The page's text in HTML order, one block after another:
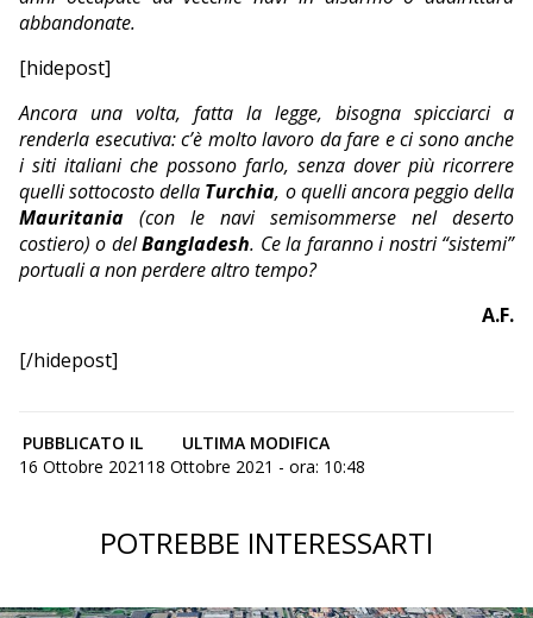
abbandonate.
[hidepost]
Ancora una volta, fatta la legge, bisogna spicciarci a
renderla esecutiva: c’è molto lavoro da fare e ci sono anche
i siti italiani che possono farlo, senza dover più ricorrere
quelli sottocosto della Turchia, o quelli ancora peggio della
Mauritania (con le navi semisommerse nel deserto
costiero) o delBangladesh. Ce la faranno i nostri “sistemi”
portuali a non perdere altro tempo?
A.F.
[/hidepost]
PUBBLICATO IL
16 Ottobre 2021
ULTIMA MODIFICA
18 Ottobre 2021 - ora: 10:48
POTREBBE INTERESSARTI